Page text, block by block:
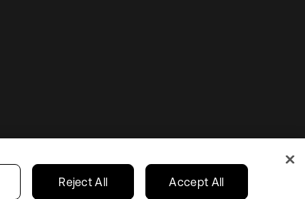
あなたのプライバシーの選択 Japan
Reject All Accept All